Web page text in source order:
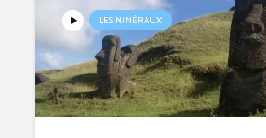
LES MINÉRAUX